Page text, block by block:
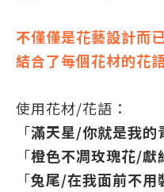
不僅僅是花藝設計而
結合了每個花材的花
使用花材/花語：
「滿天星/你就是我的
「橙色不凋玫瑰花/獻
「兔尾/在我面前不用